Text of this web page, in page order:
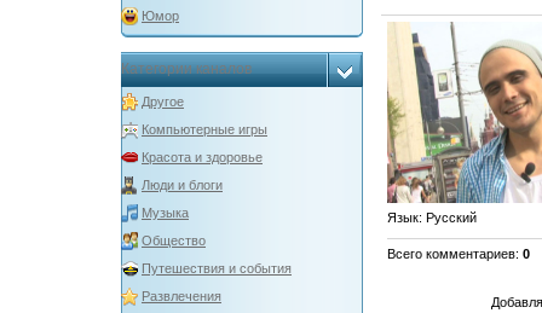
Юмор
Категории каналов
Другое
Компьютерные игры
Красота и здоровье
Люди и блоги
Музыка
Общество
Путешествия и события
Развлечения
Язык: Русский
Всего комментариев: 0